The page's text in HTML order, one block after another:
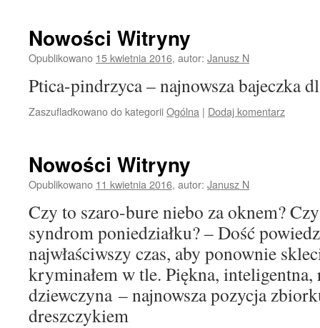
Nowości Witryny
Opublikowano 15 kwietnia 2016, autor: Janusz N
Ptica-pindrzyca – najnowsza bajeczka
Zaszufladkowano do kategoriiOgólna | Dodaj komentarz
Nowości Witryny
Opublikowano 11 kwietnia 2016, autor: Janusz N
Czy to szaro-bure niebo za oknem?
syndrom poniedziałku? – Dość
najwłaściwszy czas, aby ponownie
kryminałem w tle. Piękna, inteligentna,
dziewczyna – najnowsza pozycja
dreszczykiem